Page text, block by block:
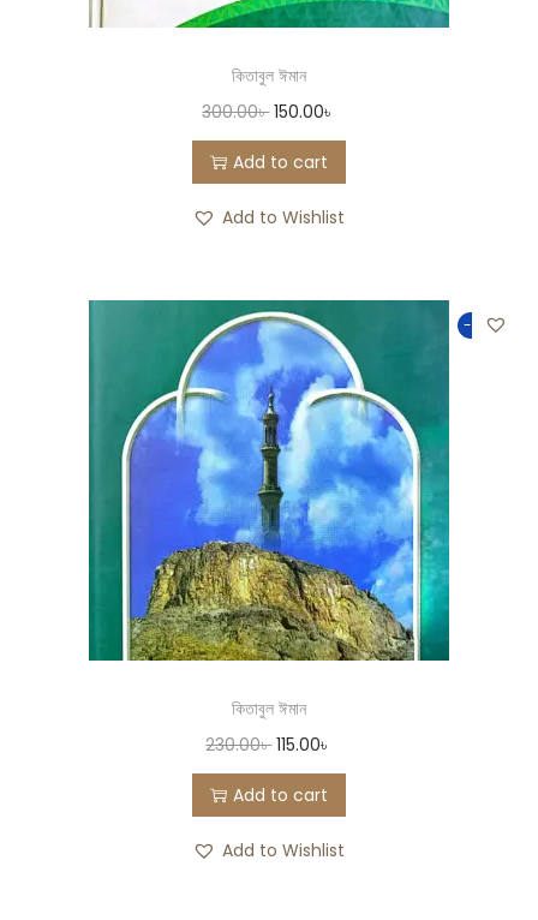
কিতাবুল ঈমান
300.00৳ 150.00৳
Add to cart
Add to Wishlist
-50%
কিতাবুল ঈমান
230.00৳ 115.00৳
Add to cart
Add to Wishlist